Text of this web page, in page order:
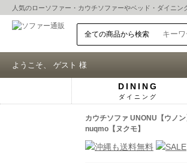
人気のローソファー ・ カウチソファーやベッド ・ ダイニン
ようこそ、 ゲスト 様
DINING
ダイニング
カウチソファ UNONU【ウノ
nuqmo【ヌクモ】